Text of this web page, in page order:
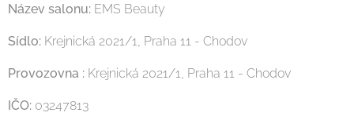
Název salonu: EMS Beauty
Sídlo: Krejnická 2021/1, Praha 11 - Chodov
Provozovna : Krejnická 2021/1, Praha 11 - Chodov
IČO: 03247813